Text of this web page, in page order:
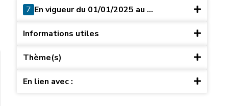
7 En vigueur du 01/01/2025 au ...
Informations utiles
Thème(s)
En lien avec :